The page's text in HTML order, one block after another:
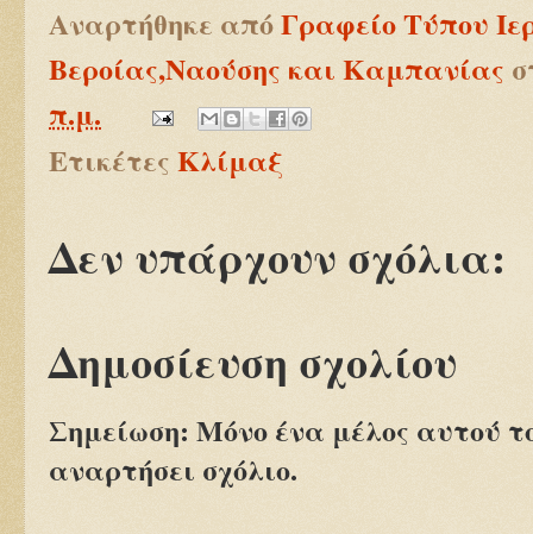
Αναρτήθηκε απόΓραφείο Τύπου
Βεροίας,Ναούσης και Καμπανίας
π.μ.
Ετικέτες Κλίμαξ
Δεν υπάρχουν σχόλια:
Δημοσίευση σχολίου
Σημείωση: Μόνο ένα μέλος αυτού
αναρτήσει σχόλιο.